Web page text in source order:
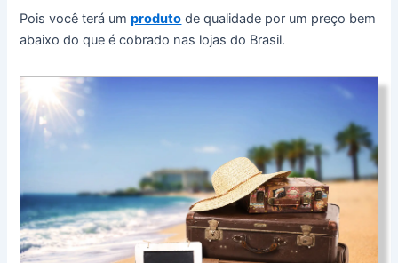
Pois você terá umproduto de qualidade por um preço bem
abaixo do que é cobrado nas lojas do Brasil.